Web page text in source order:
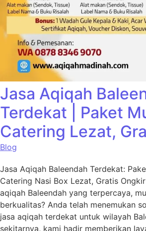
Jasa Aqiqah
Terdekat | Paket
Catering Lezat,
Blog
Jasa Aqiqah Baleendah Terdekat:
Catering Nasi Box Lezat, Gratis
aqiqah Baleendah yang terpercaya,
berkualitas? Anda telah menemukan
jasa aqiqah terdekat untuk wilayah
sekitarnya, kami hadir memberikan